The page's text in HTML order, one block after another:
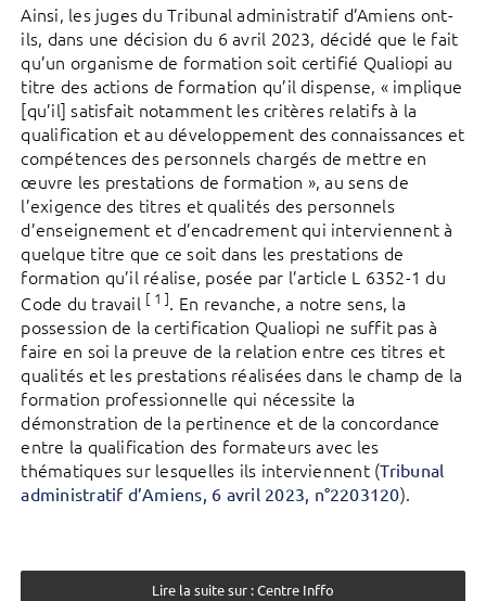
Ainsi, les juges du Tribunal administratif d’Amiens ont-
ils, dans une décision du 6 avril 2023, décidé que le fait
qu’un organisme de formation soit certifié Qualiopi au
titre des actions de formation qu’il dispense, « implique
[qu’il] satisfait notamment les critères relatifs à la
qualification et au développement des connaissances et
compétences des personnels chargés de mettre en
œuvre les prestations de formation », au sens de
l’exigence des titres et qualités des personnels
d’enseignement et d’encadrement qui interviennent à
quelque titre que ce soit dans les prestations de
formation qu’il réalise, posée par l’article L 6352-1 du
Code du travail [ 1 ]. En revanche, a notre sens, la
possession de la certification Qualiopi ne suffit pas à
faire en soi la preuve de la relation entre ces titres et
qualités et les prestations réalisées dans le champ de la
formation professionnelle qui nécessite la
démonstration de la pertinence et de la concordance
entre la qualification des formateurs avec les
thématiques sur lesquelles ils interviennent (Tribunal
administratif d’Amiens, 6 avril 2023, n°2203120).
Lire la suite sur : Centre Inffo